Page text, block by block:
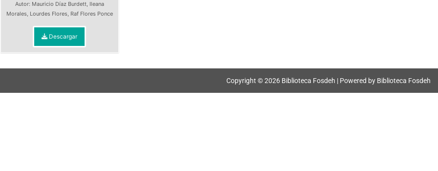
Autor: Mauricio Díaz Burdett, Ileana
Morales, Lourdes Flores, Raf Flores Ponce
Descargar
Copyright © 2026 Biblioteca Fosdeh | Powered by Biblioteca Fosdeh